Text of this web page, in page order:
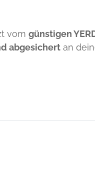
vom günstigen
abgesichert an